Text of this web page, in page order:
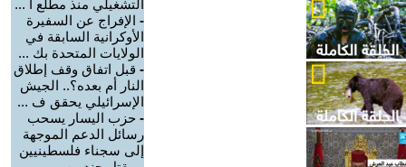
التشغيلي منذ مطلع ا ...
- الإفراج عن السفيرة
الأوكرانية السابقة في
الولايات المتحدة بك ...
- قبل اتفاق وقف إطلاق
النار أم بعده؟.. الجيش
الإسرائيلي يحقق ف ...
- حزب اليسار يسحب
رسائل الدعم الموجهة
إلى سجناء فلسطينيين